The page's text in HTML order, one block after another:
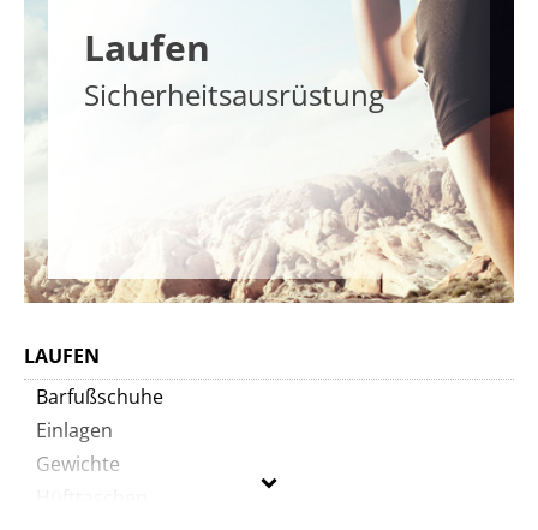
Laufen
Sicherheitsausrüstung
LAUFEN
Barfußschuhe
Einlagen
Gewichte